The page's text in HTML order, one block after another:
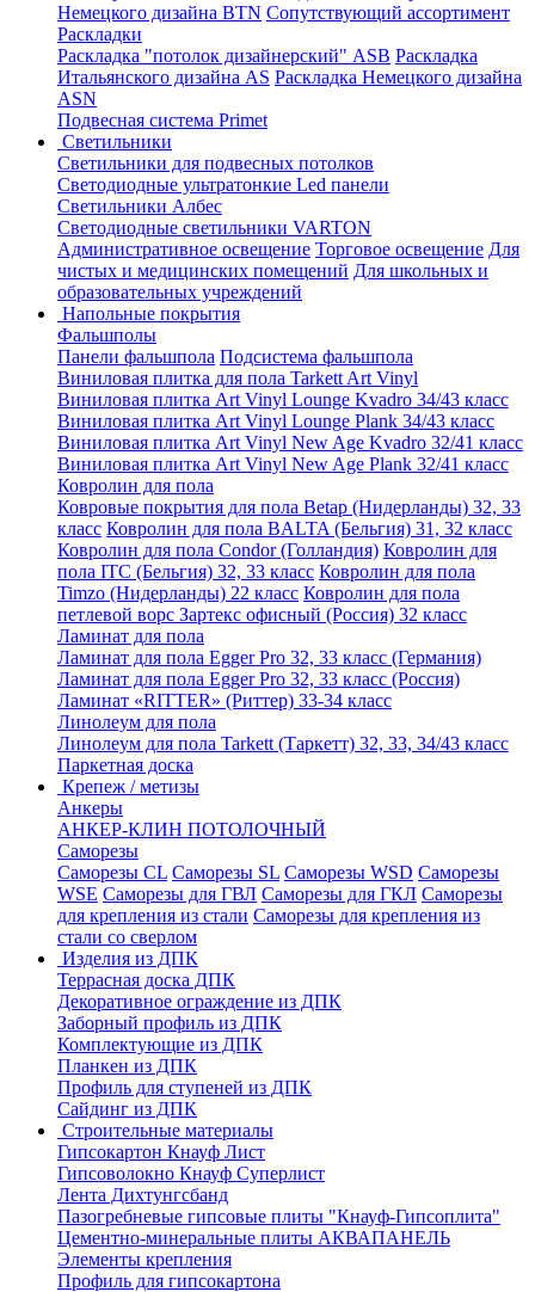
Немецкого дизайна ВТN Сопутствующий ассортимент
Раскладки
Раскладка "потолок дизайнерский" ASB Раскладка
Итальянского дизайна AS Раскладка Немецкого дизайна
АSN
Подвесная система Primet
Светильники
Светильники для подвесных потолков
Светодиодные ультратонкие Led панели
Светильники Албес
Светодиодные светильники VARTON
Административное освещение Торговое освещение Для
чистых и медицинских помещений Для школьных и
образовательных учреждений
Напольные покрытия
Фальшполы
Панели фальшпола Подсистема фальшпола
Виниловая плитка для пола Tarkett Art Vinyl
Виниловая плитка Art Vinyl Lounge Kvadro 34/43 класс
Виниловая плитка Art Vinyl Lounge Plank 34/43 класс
Виниловая плитка Art Vinyl New Age Kvadro 32/41 класс
Виниловая плитка Art Vinyl New Age Plank 32/41 класс
Ковролин для пола
Ковровые покрытия для пола Betap (Нидерланды) 32, 33
класс Ковролин для пола BALTA (Бельгия) 31, 32 класс
Ковролин для пола Condor (Голландия) Ковролин для
пола ITC (Бельгия) 32, 33 класс Ковролин для пола
Timzo (Нидерланды) 22 класс Ковролин для пола
петлевой ворс Зартекс офисный (Россия) 32 класс
Ламинат для пола
Ламинат для пола Egger Pro 32, 33 класс (Германия)
Ламинат для пола Egger Pro 32, 33 класс (Россия)
Ламинат «RITTER» (Риттер) 33-34 класс
Линолеум для пола
Линолеум для пола Tarkett (Таркетт) 32, 33, 34/43 класс
Паркетная доска
Крепеж / метизы
Анкеры
АНКЕР-КЛИН ПОТОЛОЧНЫЙ
Саморезы
Саморезы CL Саморезы SL Саморезы WSD Саморезы
WSE Саморезы для ГВЛ Саморезы для ГКЛ Саморезы
для крепления из стали Саморезы для крепления из
стали со сверлом
Изделия из ДПК
Террасная доска ДПК
Декоративное ограждение из ДПК
Заборный профиль из ДПК
Комплектующие из ДПК
Планкен из ДПК
Профиль для ступеней из ДПК
Сайдинг из ДПК
Строительные материалы
Гипсокартон Кнауф Лист
Гипсоволокно Кнауф Суперлист
Лента Дихтунгсбанд
Пазогребневые гипсовые плиты "Кнауф-Гипсоплита"
Цементно-минеральные плиты АКВАПАНЕЛЬ
Элементы крепления
Профиль для гипсокартона